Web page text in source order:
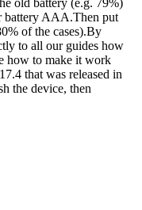
battery AAA.Then put
of the cases).By
to all our guides how
how to make it work
that was released in
the device, then